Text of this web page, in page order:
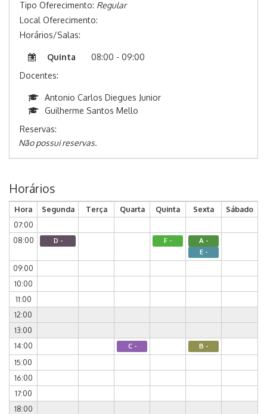
Tipo Oferecimento: Regular
Local Oferecimento:
Horários/Salas:
Quinta
08:00 - 09:00
Docentes:
Antonio Carlos Diegues Junior
Guilherme Santos Mello
Reservas:
Não possui reservas.
Horários
Hora Segunda Terça Quarta Quinta Sexta
Sábado
07:00
08:00
D - F -
A -
E -
09:00
10:00
11:00
12:00
13:00
14:00
C - B -
15:00
16:00
17:00
18:00